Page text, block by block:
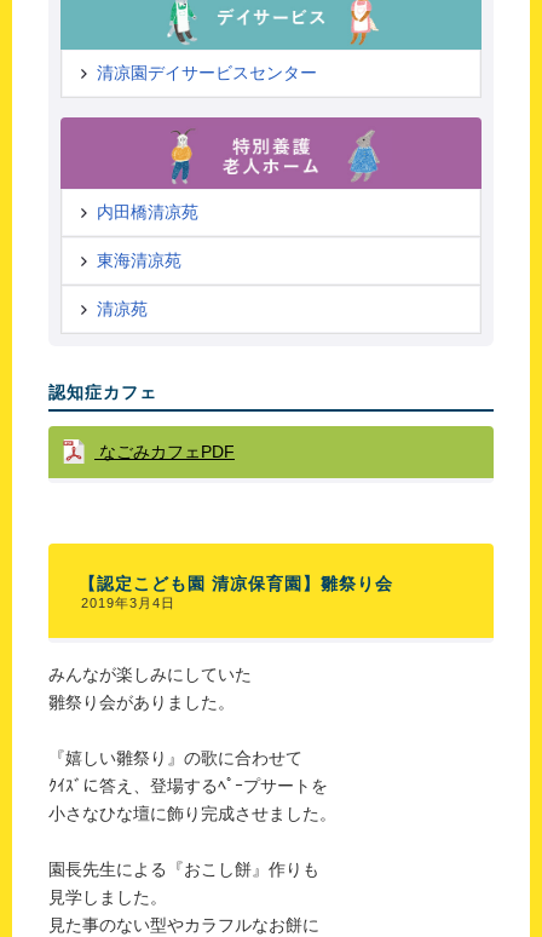
清凉園デイサービスセンター
内田橋清凉苑
東海清凉苑
清凉苑
認知症カフェ
なごみカフェPDF
【認定こども園 清凉保育園】雛祭り会
2019年3月4日
みんなが楽しみにしていた
雛祭り会がありました。
『嬉しい雛祭り』の歌に合わせて
ｸｲｽﾞに答え、登場するﾍﾟｰプサートを
小さなひな壇に飾り完成させました。
園長先生による『おこし餅』作りも
見学しました。
見た事のない型やカラフルなお餅に